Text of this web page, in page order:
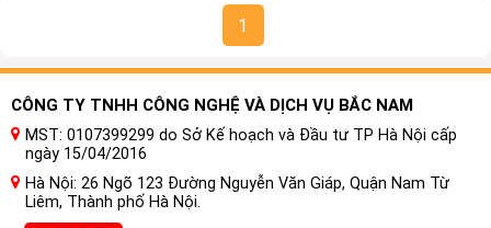
1
CÔNG TY TNHH CÔNG NGHỆ VÀ DỊCH VỤ BẮC NAM
MST: 0107399299 do Sở Kế hoạch và Đầu tư TP Hà Nội cấp
ngày 15/04/2016
Hà Nội: 26 Ngõ 123 Đường Nguyễn Văn Giáp, Quận Nam Từ
Liêm, Thành phố Hà Nội.